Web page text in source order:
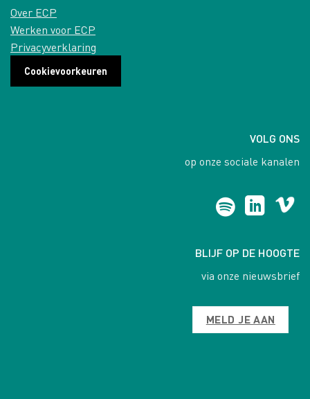
Over ECP
Werken voor ECP
Privacyverklaring
Cookievoorkeuren
VOLG ONS
op onze sociale kanalen
BLIJF OP DE HOOGTE
via onze nieuwsbrief
MELD JE AAN